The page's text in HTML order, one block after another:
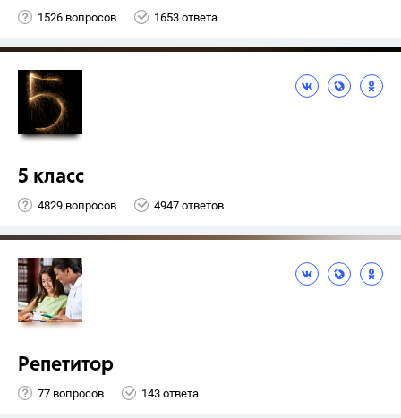
1526 вопросов 1653 ответа
5 класс
4829 вопросов 4947 ответов
Репетитор
77 вопросов 143 ответа